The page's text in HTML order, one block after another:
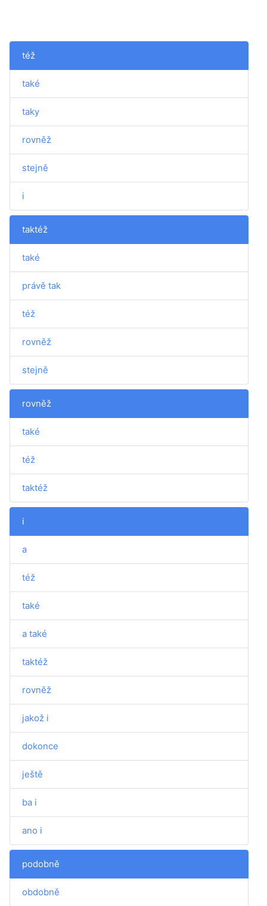
též
také
taky
rovněž
stejně
i
taktéž
také
právě tak
též
rovněž
stejně
rovněž
také
též
taktéž
i
a
též
také
a také
taktéž
rovněž
jakož i
dokonce
ještě
ba i
ano i
podobně
obdobně